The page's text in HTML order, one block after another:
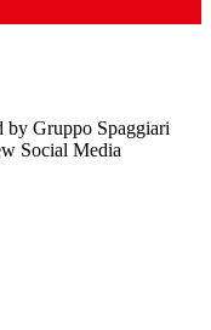
by Gruppo Spaggiari
Social Media